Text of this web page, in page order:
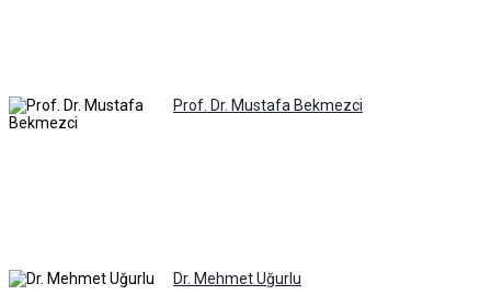
Prof. Dr. Mustafa Bekmezci
Dr. Mehmet Uğurlu